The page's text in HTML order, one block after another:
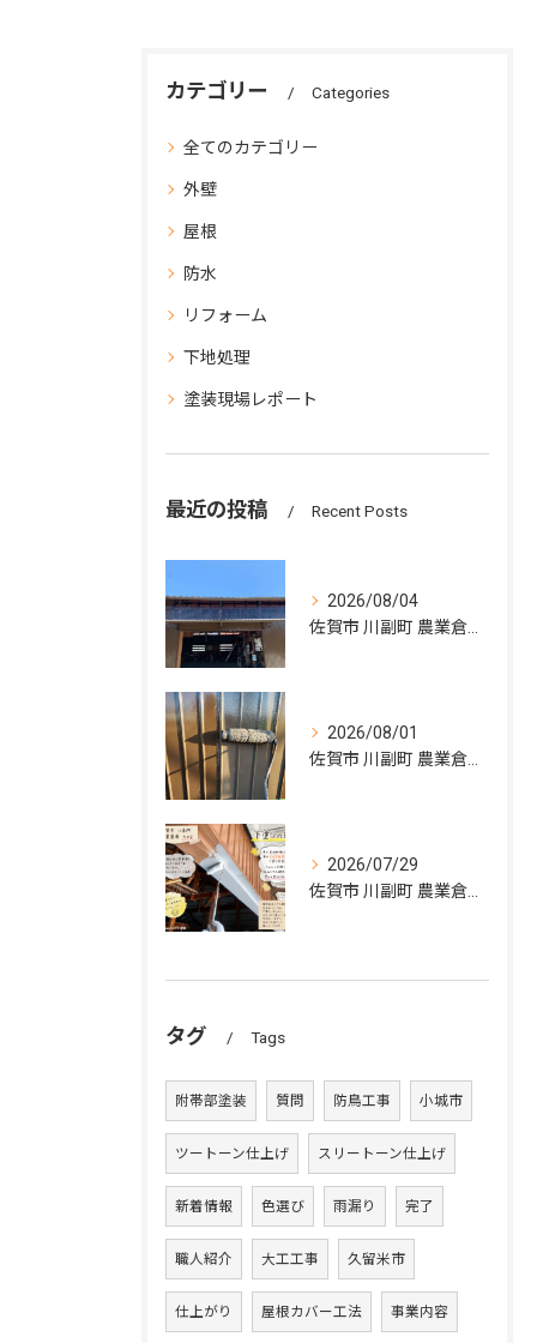
カテゴリー Categories
全てのカテゴリー
外壁
屋根
防水
リフォーム
下地処理
塗装現場レポート
最近の投稿 Recent Posts
2026/08/04
2026/08/01
2026/07/29
タグ Tags
附帯部塗装 質問 防鳥工事 小城市
ツートーン仕上げ スリートーン仕上げ
新着情報 色選び 雨漏り 完了
職人紹介 大工工事 久留米市
仕上がり 屋根カバー工法 事業内容